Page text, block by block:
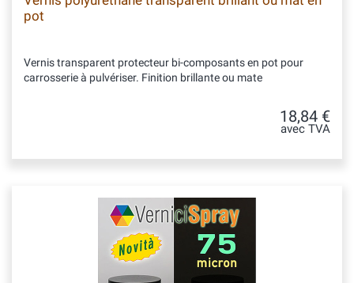
pot
Vernis transparent protecteur bi-composants en pot pour
carrosserie à pulvériser. Finition brillante ou mate
18,84 €
avec TVA